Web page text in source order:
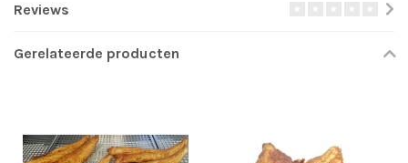
Reviews
Gerelateerde producten